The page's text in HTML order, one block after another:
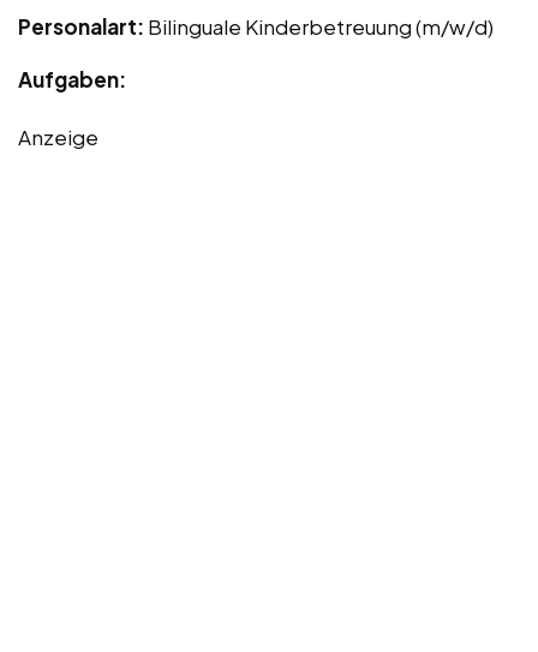
Personalart: Bilinguale Kinderbetreuung (m/w/d)
Aufgaben:
Anzeige